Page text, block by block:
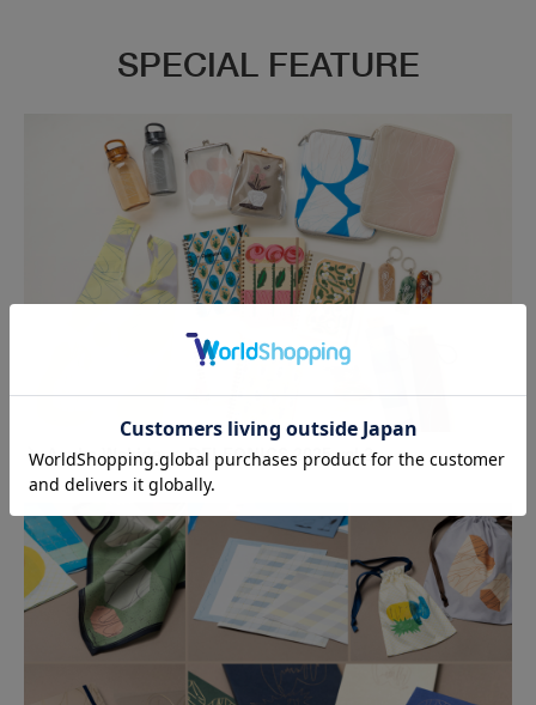
SPECIAL FEATURE
Asuka Wakida × DELFONICS 2025 vol.2